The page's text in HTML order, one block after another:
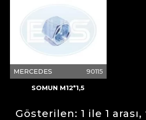
MERCEDES 90115
SOMUN M12*1,5
Gösterilen: 1 ile 1 arası,